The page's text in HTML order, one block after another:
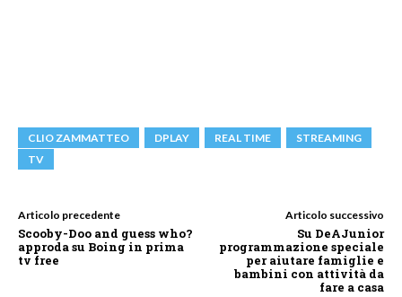
CLIO ZAMMATTEO DPLAY REAL TIME
STREAMING
TV
Articolo precedente
Scooby-Doo and guess who?
approda su Boing in prima
tv free
Articolo successivo
Su DeAJunior
programmazione speciale
per aiutare famiglie e
bambini con attività da
fare a casa